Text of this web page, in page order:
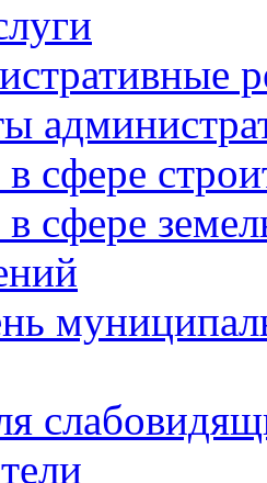
сфере
в сфере